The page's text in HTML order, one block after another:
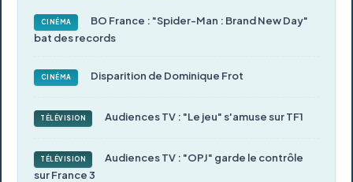
CINÉMA
BO France : "Spider-Man : Brand New Day"
bat des records
CINÉMA Disparition de Dominique Frot
TÉLÉVISION Audiences TV : "Le jeu" s'amuse sur TF1
TÉLÉVISION
Audiences TV : "OPJ" garde le contrôle
sur France 3